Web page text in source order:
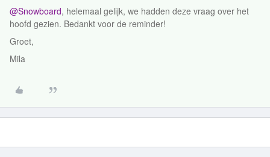
@Snowboard, helemaal gelijk, we hadden deze vraag over het
hoofd gezien. Bedankt voor de reminder!
Groet,
Mila